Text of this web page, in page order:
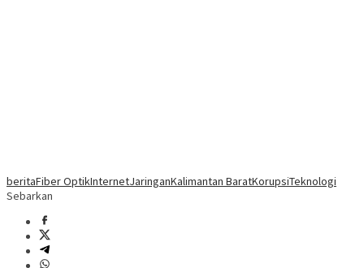
beritaFiber OptikInternetJaringanKalimantan BaratKorupsiTeknologi
Sebarkan